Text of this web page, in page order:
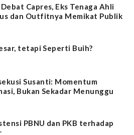
Capres, Eks Tenaga Ahli
dan Outfitnya Memikat Publik
tetapi Seperti Buih?
Susanti: Momentum
Bukan Sekadar Menunggu
PBNU dan PKB terhadap